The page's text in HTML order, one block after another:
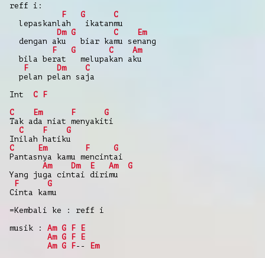
reff i:
F
G
C
lepaskanlah ikatanmu
Dm G C
Em
dengan aku biar kamu senang
F
G C
Am
bila berat melupakan aku
F
Dm
C
pelan pelan saja
Int C
F
C
Em F
G
Tak ada niat menyakiti
C
F
G
Inilah hatiku
C
Em F
G
Pantasnya kamu mencintai
Am
Dm E Am
G
Yang juga cintai dirimu
F
G
Cinta kamu
=Kembali ke : reff i
musik : Am G F
E
Am G F
E
Am G F--
Em